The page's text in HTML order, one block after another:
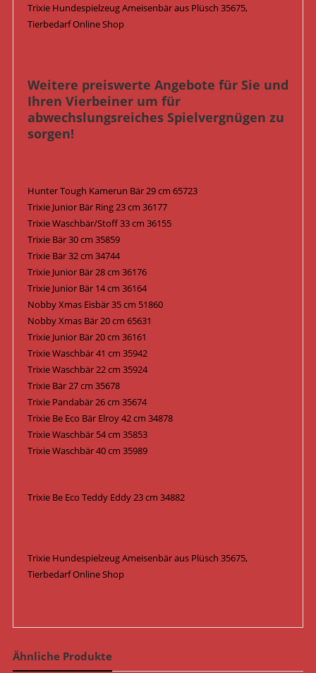
Trixie Hundespielzeug Ameisenbär aus Plüsch 35675,
Tierbedarf Online Shop
Weitere preiswerte Angebote für Sie und
Ihren Vierbeiner um für
abwechslungsreiches Spielvergnügen zu
sorgen!
Hunter Tough Kamerun Bär 29 cm 65723
Trixie Junior Bär Ring 23 cm 36177
Trixie Waschbär/Stoff 33 cm 36155
Trixie Bär 30 cm 35859
Trixie Bär 32 cm 34744
Trixie Junior Bär 28 cm 36176
Trixie Junior Bär 14 cm 36164
Nobby Xmas Eisbär 35 cm 51860
Nobby Xmas Bär 20 cm 65631
Trixie Junior Bär 20 cm 36161
Trixie Waschbär 41 cm 35942
Trixie Waschbär 22 cm 35924
Trixie Bär 27 cm 35678
Trixie Pandabär 26 cm 35674
Trixie Be Eco Bär Elroy 42 cm 34878
Trixie Waschbär 54 cm 35853
Trixie Waschbär 40 cm 35989
Trixie Be Eco Teddy Eddy 23 cm 34882
Trixie Hundespielzeug Ameisenbär aus Plüsch 35675,
Tierbedarf Online Shop
Ähnliche Produkte